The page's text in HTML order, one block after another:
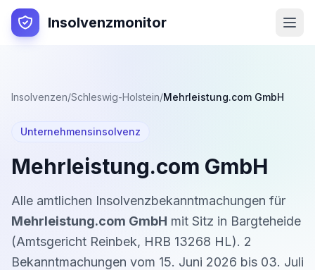
Insolvenzmonitor
Insolvenzen/Schleswig-Holstein/Mehrleistung.com GmbH
Unternehmensinsolvenz
Mehrleistung.com GmbH
Alle amtlichen Insolvenzbekanntmachungen für
Mehrleistung.com GmbH mit Sitz in Bargteheide
(Amtsgericht Reinbek, HRB 13268 HL). 2
Bekanntmachungen vom 15. Juni 2026 bis 03. Juli